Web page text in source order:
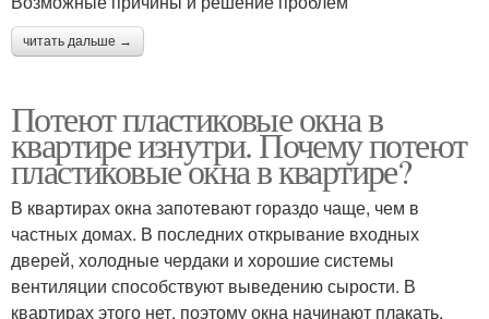
читать дальше →
Потеют пластиковые окна в
квартире изнутри. Почему потеют
пластиковые окна в квартире?
В квартирах окна запотевают гораздо чаще, чем в
частных домах. В последних открывание входных
дверей, холодные чердаки и хорошие системы
вентиляции способствуют выведению сырости. В
квартирах этого нет, поэтому окна начинают плакать.